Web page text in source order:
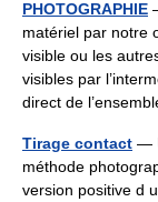
PHOTOGRAPHIE
matériel par notre
visible ou les
visibles par
direct de
Tirage contact —
méthode
version positive d